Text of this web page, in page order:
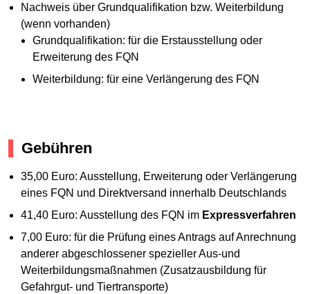
Nachweis über Grundqualifikation bzw. Weiterbildung
(wenn vorhanden)
Grundqualifikation: für die Erstausstellung oder
Erweiterung des FQN
Weiterbildung: für eine Verlängerung des FQN
Gebühren
35,00 Euro: Ausstellung, Erweiterung oder Verlängerung
eines FQN und Direktversand innerhalb Deutschlands
41,40 Euro: Ausstellung des FQN im Expressverfahren
7,00 Euro: für die Prüfung eines Antrags auf Anrechnung
anderer abgeschlossener spezieller Aus-und
Weiterbildungsmaßnahmen (Zusatzausbildung für
Gefahrgut- und Tiertransporte)